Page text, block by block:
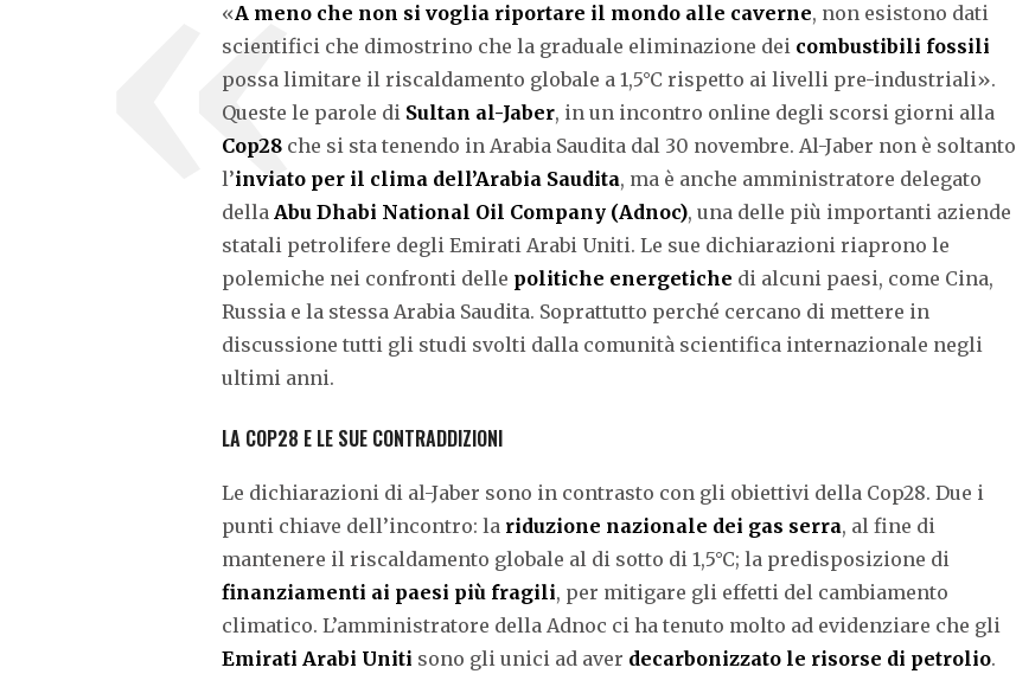
«A meno che non si voglia riportare il mondo alle caverne, non esistono dati
scientifici che dimostrino che la graduale eliminazione dei combustibili fossili
possa limitare il riscaldamento globale a 1,5°C rispetto ai livelli pre-industriali».
Queste le parole di Sultan al-Jaber, in un incontro online degli scorsi giorni alla
Cop28 che si sta tenendo in Arabia Saudita dal 30 novembre. Al-Jaber non è soltanto
l’inviato per il clima dell’Arabia Saudita, ma è anche amministratore delegato
della Abu Dhabi National Oil Company (Adnoc), una delle più importanti aziende
statali petrolifere degli Emirati Arabi Uniti. Le sue dichiarazioni riaprono le
polemiche nei confronti delle politiche energetiche di alcuni paesi, come Cina,
Russia e la stessa Arabia Saudita. Soprattutto perché cercano di mettere in
discussione tutti gli studi svolti dalla comunità scientifica internazionale negli
ultimi anni.
LA COP28 E LE SUE CONTRADDIZIONI
Le dichiarazioni di al-Jaber sono in contrasto con gli obiettivi della Cop28. Due i
punti chiave dell’incontro: la riduzione nazionale dei gas serra, al fine di
mantenere il riscaldamento globale al di sotto di 1,5°C; la predisposizione di
finanziamenti ai paesi più fragili, per mitigare gli effetti del cambiamento
climatico. L’amministratore della Adnoc ci ha tenuto molto ad evidenziare che gli
Emirati Arabi Uniti sono gli unici ad aver decarbonizzato le risorse di petrolio.